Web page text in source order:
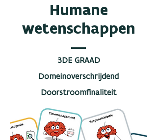
Humane
wetenschappen
3DE GRAAD
Domeinoverschrijdend
Doorstroomfinaliteit